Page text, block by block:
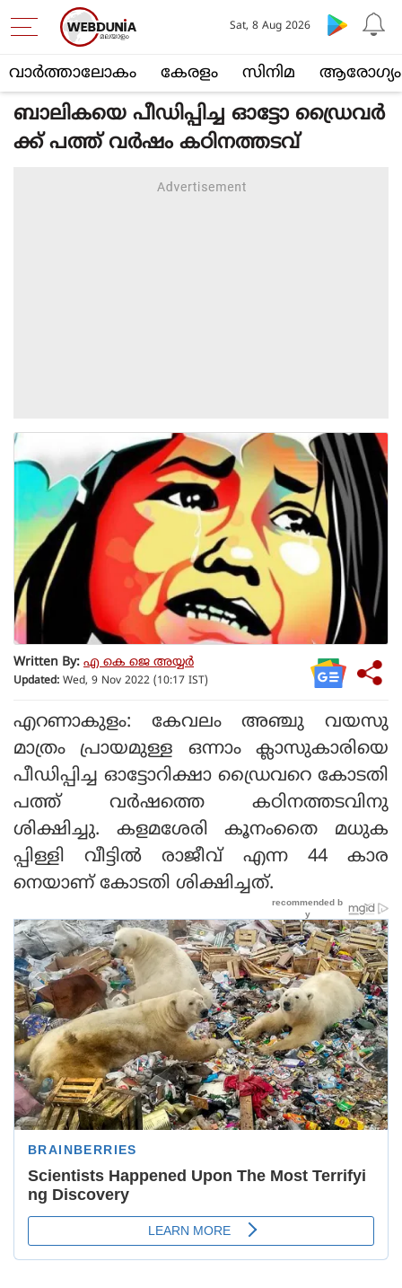
വാര്‍ത്താലോകം കേരളം സിനിമ ആരോഗ്യം
Sat, 8 Aug 2026
ബാലികയെ പീഡിപ്പിച്ച ഓട്ടോ ഡ്രൈവർ
ക്ക് പത്ത് വർഷം കഠിനത്തടവ്
Written By: എ കെ ജെ അയ്യർ
Updated: Wed, 9 Nov 2022 (10:17 IST)
എറണാകുളം: കേവലം അഞ്ചു വയസു
മാത്രം പ്രായമുള്ള ഒന്നാം ക്ലാസുകാരിയെ
പീഡിപ്പിച്ച ഓട്ടോറിക്ഷാ ഡ്രൈവറെ കോടതി
പത്ത് വർഷത്തെ കഠിനത്തടവിനു
ശിക്ഷിച്ചു. കളമശേരി കൂനംതൈ മധുക
പ്പിള്ളി വീട്ടിൽ രാജീവ് എന്ന 44 കാര
നെയാണ് കോടതി ശിക്ഷിച്ചത്.